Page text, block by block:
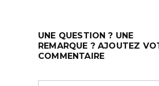
UNE QUESTION ? UNE
REMARQUE ? AJOUTEZ
COMMENTAIRE